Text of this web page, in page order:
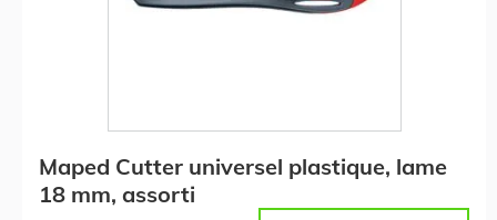
Maped Cutter universel plastique, lame
18 mm, assorti